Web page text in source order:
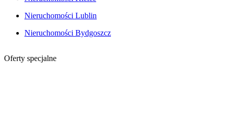
Nieruchomości Lublin
Nieruchomości Bydgoszcz
Oferty specjalne